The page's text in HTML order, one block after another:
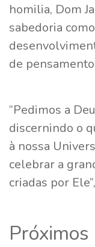
homilia, Dom
sabedoria
de
“Pedimos a
discernindo o
à nossa
celebrar a
criadas por
Próximos